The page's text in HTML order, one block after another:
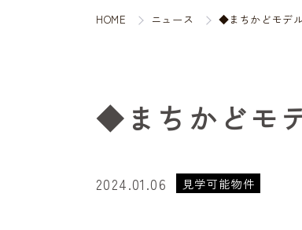
HOME ニュース ◆まちかどモデ
◆まちかどモ
2024.01.06 見学可能物件